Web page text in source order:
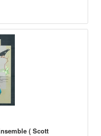
( Scott